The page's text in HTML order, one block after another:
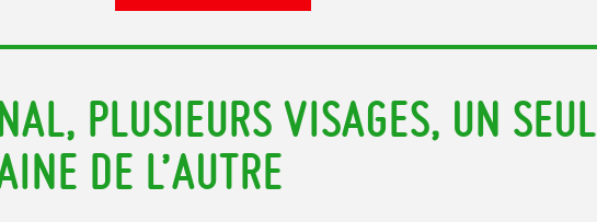
PLUSIEURS VISAGES, UN SEUL
DE L’AUTRE